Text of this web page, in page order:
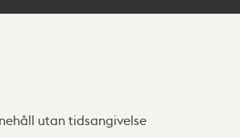
utan tidsangivelse